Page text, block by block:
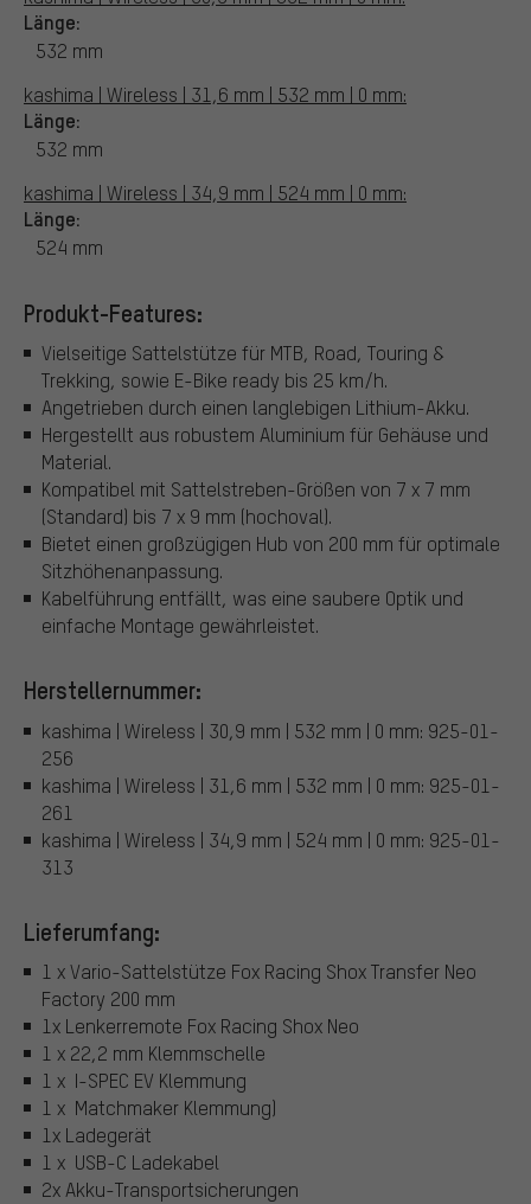
Länge:
532 mm
kashima | Wireless | 31,6 mm | 532 mm | 0 mm:
Länge:
532 mm
kashima | Wireless | 34,9 mm | 524 mm | 0 mm:
Länge:
524 mm
Produkt-Features:
Vielseitige Sattelstütze für MTB, Road, Touring &
Trekking, sowie E-Bike ready bis 25 km/h.
Angetrieben durch einen langlebigen Lithium-Akku.
Hergestellt aus robustem Aluminium für Gehäuse und
Material.
Kompatibel mit Sattelstreben-Größen von 7 x 7 mm
(Standard) bis 7 x 9 mm (hochoval).
Bietet einen großzügigen Hub von 200 mm für optimale
Sitzhöhenanpassung.
Kabelführung entfällt, was eine saubere Optik und
einfache Montage gewährleistet.
Herstellernummer:
kashima | Wireless | 30,9 mm | 532 mm | 0 mm: 925-01-
256
kashima | Wireless | 31,6 mm | 532 mm | 0 mm: 925-01-
261
kashima | Wireless | 34,9 mm | 524 mm | 0 mm: 925-01-
313
Lieferumfang:
1 x Vario-Sattelstütze Fox Racing Shox Transfer Neo
Factory 200 mm
1x Lenkerremote Fox Racing Shox Neo
1 x 22,2 mm Klemmschelle
1 x I-SPEC EV Klemmung
1 x Matchmaker Klemmung)
1x Ladegerät
1 x USB-C Ladekabel
2x Akku-Transportsicherungen